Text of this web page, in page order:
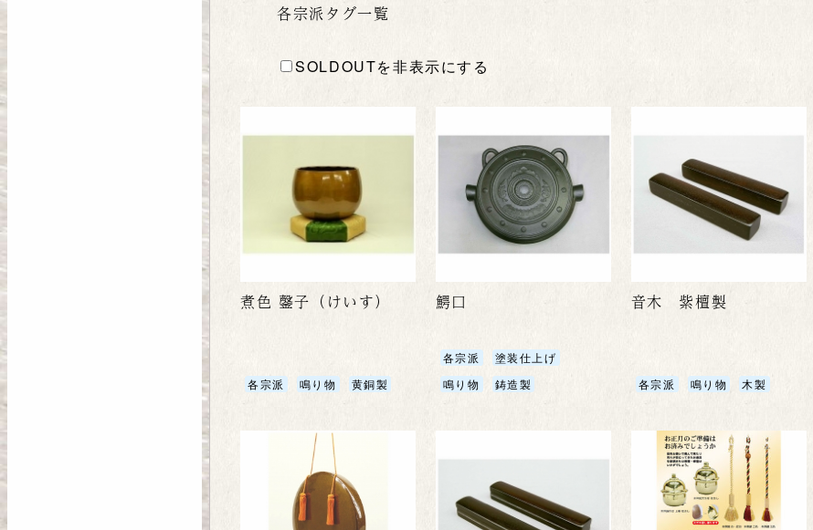
各宗派タグ一覧
SOLDOUTを非表示にする
煮色 鏧子（けいす）
各宗派 鳴り物 黄銅製
鰐口
各宗派
塗装仕上げ
鳴り物
鋳造製
音木 紫檀製
各宗派 鳴り物 木製